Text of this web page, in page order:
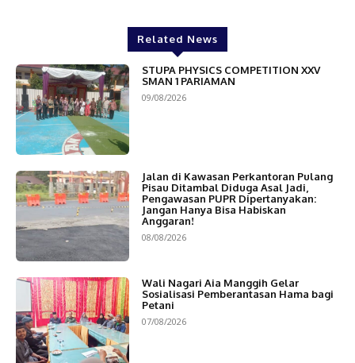
Related News
STUPA PHYSICS COMPETITION XXV
SMAN 1 PARIAMAN
09/08/2026
Jalan di Kawasan Perkantoran Pulang
Pisau Ditambal Diduga Asal Jadi,
Pengawasan PUPR Dipertanyakan:
Jangan Hanya Bisa Habiskan
Anggaran!
08/08/2026
Wali Nagari Aia Manggih Gelar
Sosialisasi Pemberantasan Hama bagi
Petani
07/08/2026